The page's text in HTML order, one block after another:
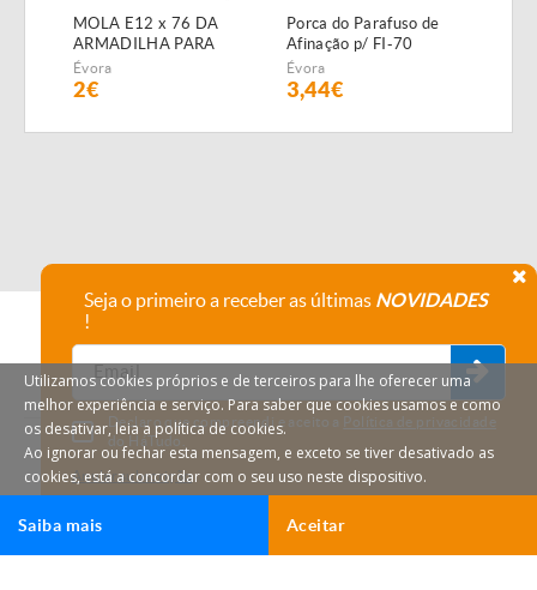
Ligar Email
MOLA E12 x 76 DA
ARMADILHA PARA
SEMEADOR
PNEUMÁTICO FIALHO
Évora
2€
Porca do Parafuso de
Afinação p/ FI-70
Évora
3,44€
HáTudo © 2026 Todos os direitos reservados.
Seja o primeiro a receber as últimas NOVIDADES
!
Declaro que compreendi e aceito a Política de privacidade
do HáTudo.
Anular subscrição
Utilizamos cookies próprios e de terceiros para lhe oferecer uma
melhor experiência e serviço. Para saber que cookies usamos e como
os desativar, leia a política de cookies.
Ao ignorar ou fechar esta mensagem, e exceto se tiver desativado as
cookies, está a concordar com o seu uso neste dispositivo.
Aceitar
Saiba mais